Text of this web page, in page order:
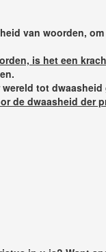
van woorden,
is het een
tot dwaasheid
de dwaasheid der